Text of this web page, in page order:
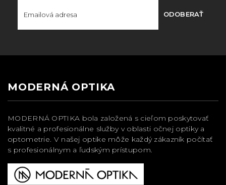
ODOBERAŤ
MODERNÁ OPTIKA
MODERNÁ OPTIKA bola založená s cieľom poskytovať
kvalitné a profesionálne služby v oblasti očnej optiky a
optometrie. V našej optike môže každý zákazník počítať
s profesionálnym a ľudským prístupom.